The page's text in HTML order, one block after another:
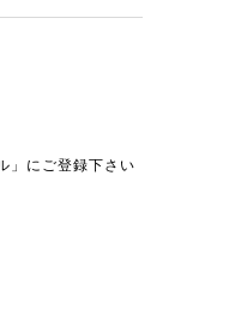
」にご登録下さい